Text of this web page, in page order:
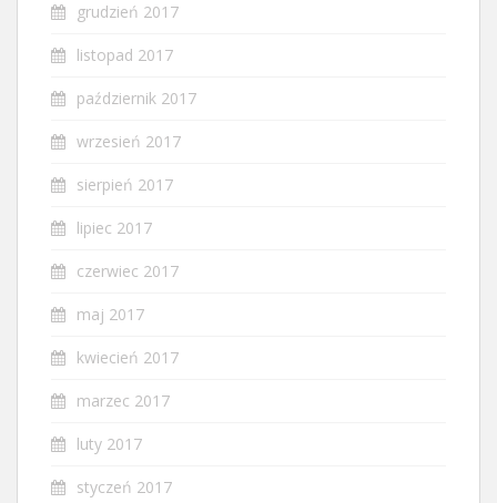
grudzień 2017
listopad 2017
październik 2017
wrzesień 2017
sierpień 2017
lipiec 2017
czerwiec 2017
maj 2017
kwiecień 2017
marzec 2017
luty 2017
styczeń 2017